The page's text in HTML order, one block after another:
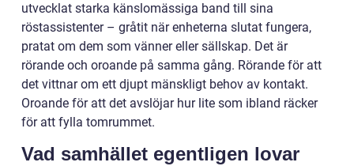
utvecklat starka känslomässiga band till sina
röstassistenter – gråtit när enheterna slutat fungera,
pratat om dem som vänner eller sällskap. Det är
rörande och oroande på samma gång. Rörande för att
det vittnar om ett djupt mänskligt behov av kontakt.
Oroande för att det avslöjar hur lite som ibland räcker
för att fylla tomrummet.
Vad samhället egentligen lovar